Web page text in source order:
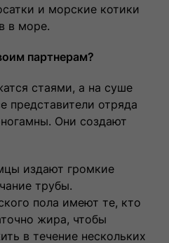
и морские котики
в море.
партнерам?
стаями, а на суше
представители отряда
Они создают
издают громкие
трубы.
пола имеют те, кто
жира, чтобы
в течение нескольких